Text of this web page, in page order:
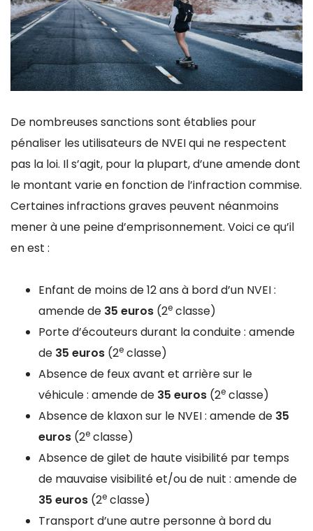
De nombreuses sanctions sont établies pour
pénaliser les utilisateurs de NVEI qui ne respectent
pas la loi. Il s’agit, pour la plupart, d’une amende dont
le montant varie en fonction de l’infraction commise.
Certaines infractions graves peuvent néanmoins
mener à une peine d’emprisonnement. Voici ce qu’il
en est :
Enfant de moins de 12 ans à bord d’un NVEI :
amende de 35 euros (2e classe)
Porte d’écouteurs durant la conduite : amende
de 35 euros (2e classe)
Absence de feux avant et arrière sur le
véhicule : amende de 35 euros (2e classe)
Absence de klaxon sur le NVEI : amende de 35
euros (2e classe)
Absence de gilet de haute visibilité par temps
de mauvaise visibilité et/ou de nuit : amende de
35 euros (2e classe)
Transport d’une autre personne à bord du